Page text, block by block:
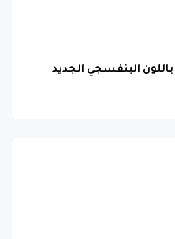
صورة مسربة تكشف iPhone 17 باللون البنفسجي الجديد